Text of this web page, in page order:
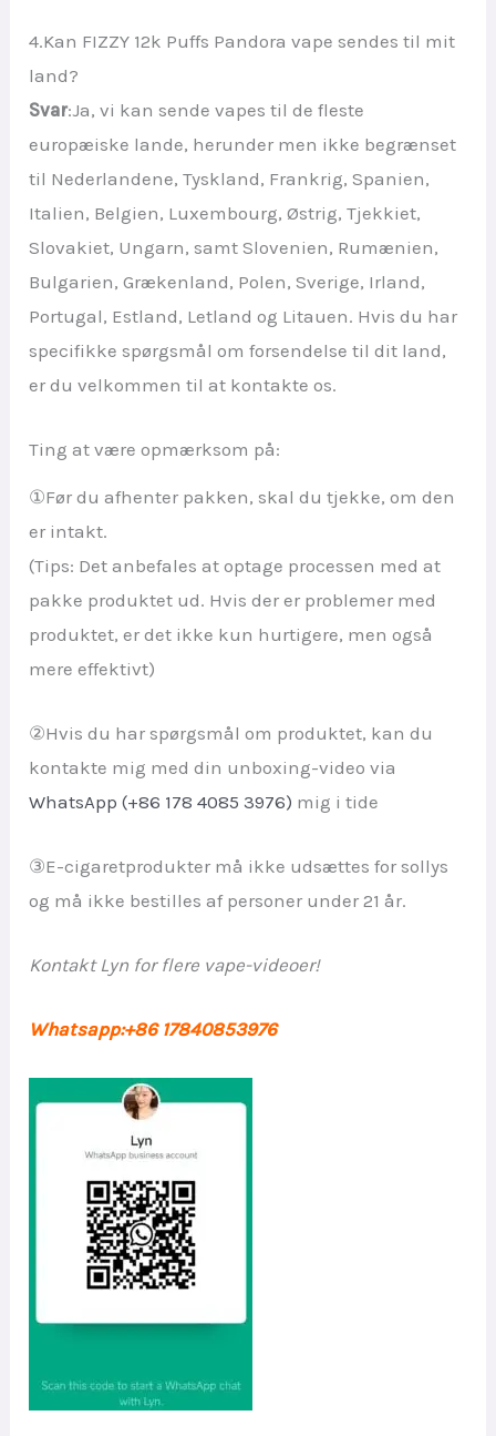
4.Kan FIZZY 12k Puffs Pandora vape sendes til mit
land?
Svar:Ja, vi kan sende vapes til de fleste
europæiske lande, herunder men ikke begrænset
til Nederlandene, Tyskland, Frankrig, Spanien,
Italien, Belgien, Luxembourg, Østrig, Tjekkiet,
Slovakiet, Ungarn, samt Slovenien, Rumænien,
Bulgarien, Grækenland, Polen, Sverige, Irland,
Portugal, Estland, Letland og Litauen. Hvis du har
specifikke spørgsmål om forsendelse til dit land,
er du velkommen til at kontakte os.
Ting at være opmærksom på:
①Før du afhenter pakken, skal du tjekke, om den
er intakt.
(Tips: Det anbefales at optage processen med at
pakke produktet ud. Hvis der er problemer med
produktet, er det ikke kun hurtigere, men også
mere effektivt)
②Hvis du har spørgsmål om produktet, kan du
kontakte mig med din unboxing-video via
WhatsApp (+86 178 4085 3976) mig i tide
③E-cigaretprodukter må ikke udsættes for sollys
og må ikke bestilles af personer under 21 år.
Kontakt Lyn for flere vape-videoer!
Whatsapp:+86 17840853976